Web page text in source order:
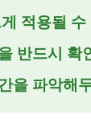
적용될
반드시 확
을 파악해